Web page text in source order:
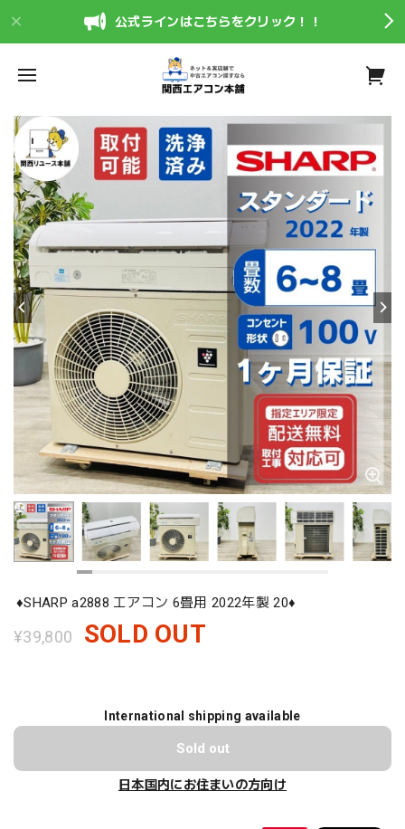
公式ラインはこちらをクリック！！
♦️SHARP a2888 エアコン 6畳用 2022年製 20♦️
¥39,800 SOLD OUT
International shipping available
Sold out
日本国内にお住まいの方向け